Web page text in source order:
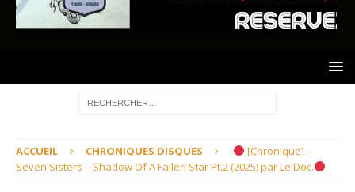
ACCUEIL CHRONIQUES DISQUES
[Chronique] –
Seven Sisters – Shadow Of A Fallen Star Pt.2 (2025) par Le Doc.